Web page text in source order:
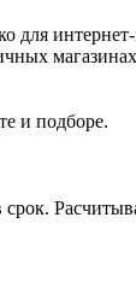
для
магазинах
и подборе.